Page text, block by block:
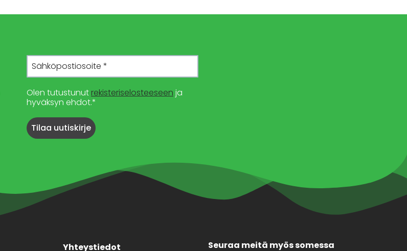
Olen tutustunut rekisteriselosteeseen ja
hyväksyn ehdot.*
Yhteystiedot Seuraa meitä myös somessa